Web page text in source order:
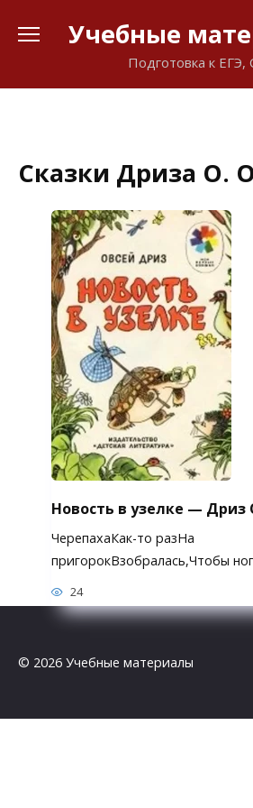
Учебные
Подготовка к ЕГЭ,
Сказки Дриза О.
Новость в узелке — Дриз
ЧерепахаКак-то разНа
пригорокВзобралась,Чтобы
24
© 2026 Учебные материалы